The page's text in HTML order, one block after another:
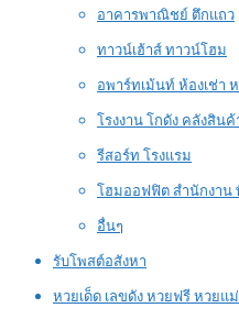
อาคารพาณิชย์ ตึกแถว
ทาวน์เฮ้าส์ ทาวน์โฮม
อพาร์ทเม้นท์ ห้องเช่า
โรงงาน โกดัง คลังสินค้
รีสอร์ท โรงแรม
โฮมออฟฟิต สำนักงาน
อื่นๆ
รับโพสต์อสังหา
หวยเด็ด เลขดัง หวยฟรี หวยแ